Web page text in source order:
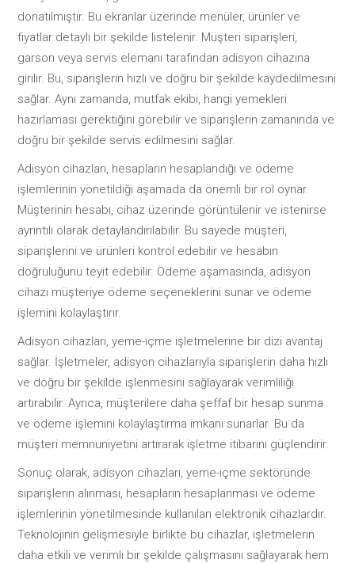
donatılmıştır. Bu ekranlar üzerinde menüler, ürünler ve
fiyatlar detaylı bir şekilde listelenir. Müşteri siparişleri,
garson veya servis elemanı tarafından adisyon cihazına
girilir. Bu, siparişlerin hızlı ve doğru bir şekilde kaydedilmesini
sağlar. Aynı zamanda, mutfak ekibi, hangi yemekleri
hazırlaması gerektiğini görebilir ve siparişlerin zamanında ve
doğru bir şekilde servis edilmesini sağlar.
Adisyon cihazları, hesapların hesaplandığı ve ödeme
işlemlerinin yönetildiği aşamada da önemli bir rol oynar.
Müşterinin hesabı, cihaz üzerinde görüntülenir ve istenirse
ayrıntılı olarak detaylandırılabilir. Bu sayede müşteri,
siparişlerini ve ürünleri kontrol edebilir ve hesabın
doğruluğunu teyit edebilir. Ödeme aşamasında, adisyon
cihazı müşteriye ödeme seçeneklerini sunar ve ödeme
işlemini kolaylaştırır.
Adisyon cihazları, yeme-içme işletmelerine bir dizi avantaj
sağlar. İşletmeler, adisyon cihazlarıyla siparişlerin daha hızlı
ve doğru bir şekilde işlenmesini sağlayarak verimliliği
artırabilir. Ayrıca, müşterilere daha şeffaf bir hesap sunma
ve ödeme işlemini kolaylaştırma imkanı sunarlar. Bu da
müşteri memnuniyetini artırarak işletme itibarını güçlendirir.
Sonuç olarak, adisyon cihazları, yeme-içme sektöründe
siparişlerin alınması, hesapların hesaplanması ve ödeme
işlemlerinin yönetilmesinde kullanılan elektronik cihazlardır.
Teknolojinin gelişmesiyle birlikte bu cihazlar, işletmelerin
daha etkili ve verimli bir şekilde çalışmasını sağlayarak hem